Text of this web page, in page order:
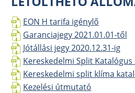
EON H tarifa igénylő
Garanciajegy 2021.01.01-től
Jótállási jegy 2020.12.31-ig
Kereskedelmi Split Katalógus
Kereskedelmi split klíma
Kezelési útmutató